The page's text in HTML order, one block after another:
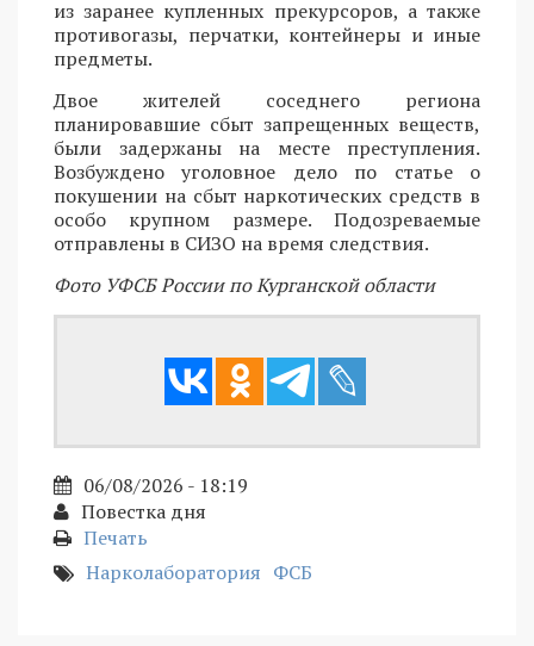
из заранее купленных прекурсоров, а также
противогазы, перчатки, контейнеры и иные
предметы.
Двое жителей соседнего региона
планировавшие сбыт запрещенных веществ,
были задержаны на месте преступления.
Возбуждено уголовное дело по статье о
покушении на сбыт наркотических средств в
особо крупном размере. Подозреваемые
отправлены в СИЗО на время следствия.
Фото УФСБ России по Курганской области
06/08/2026 - 18:19
Повестка дня
Печать
Нарколаборатория ФСБ